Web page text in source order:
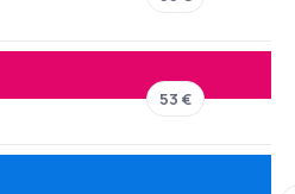
53 €